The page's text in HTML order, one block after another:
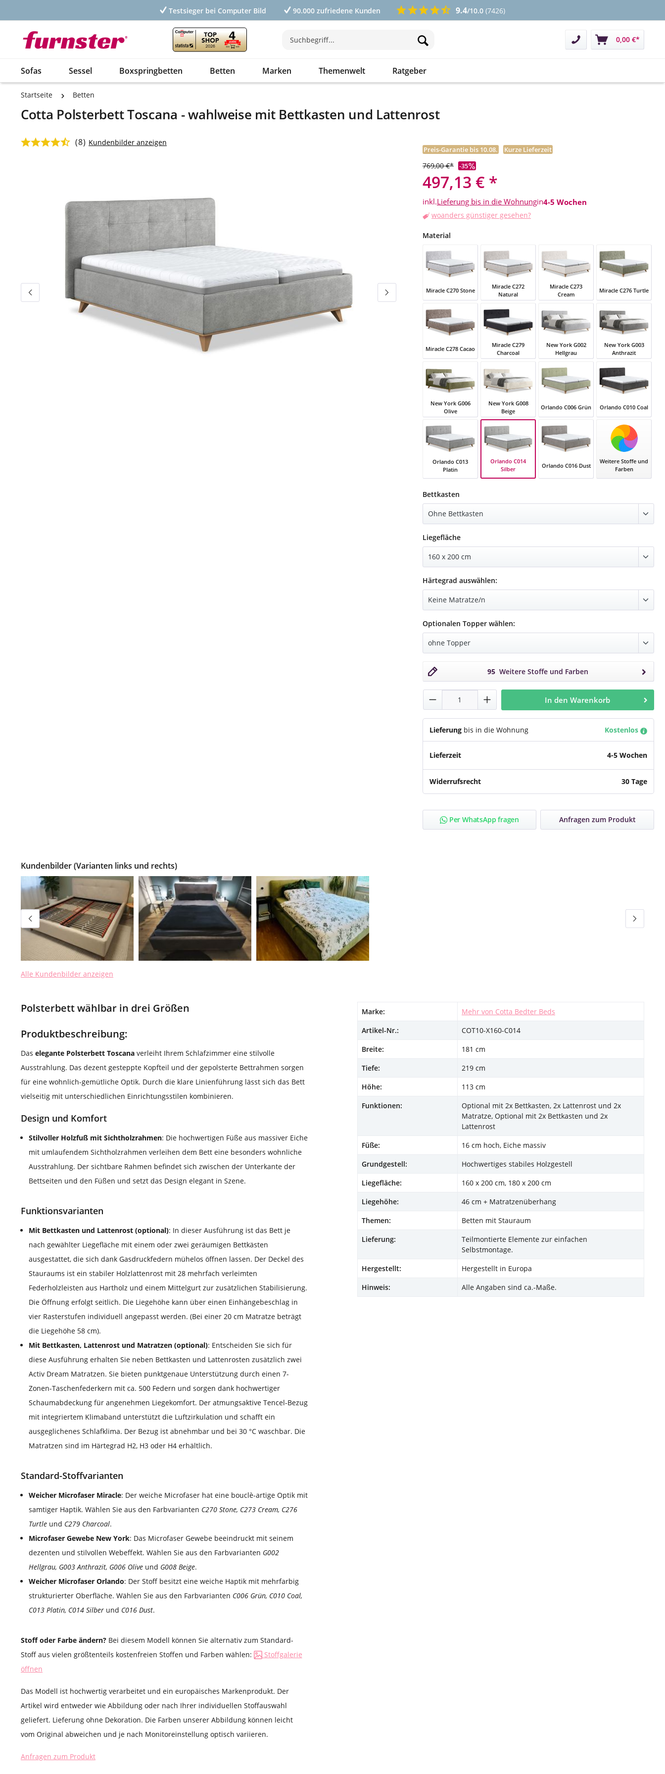
Testsieger bei Computer Bild 90.000 zufriedene Kunden 9.4/10.0 (7426)
Kontakt 0,00 €*
Sofas Sessel Boxspringbetten Betten Marken Themenwelt Ratgeber
Startseite Betten
Cotta Polsterbett Toscana - wahlweise mit Bettkasten und Lattenrost
Durchschnittliche Bewertung von 4.38 von 5 Sternen
(8) Kundenbilder anzeigen
497,13 € *
Preis-Garantie bis 10.08. Kurze Lieferzeit
769,00 €* -35
inkl.Lieferung bis in die Wohnungin4-5 Wochen
woanders günstiger gesehen?
Material
Miracle C270 Stone
Miracle C270 Stone
Miracle C272
Natural
Miracle C272 Natural
Miracle C273
Cream
Miracle C273 Cream
Miracle C276 Turtle
Miracle C276 Turtle
Miracle C278 Cacao
Miracle C278 Cacao
Miracle C279
Charcoal
Miracle C279 Charcoal
New York G002
Hellgrau
New York G002 Hellgrau
New York G003
Anthrazit
New York G003
New York G006
Olive
New York G006 Olive
New York G008
Beige
New York G008 Beige
Orlando C006 Grün
Orlando C006 Grün
Orlando C010 Coal
Orlando C010 Coal
Orlando C013
Platin
Orlando C013 Platin
Orlando C014
Silber
Orlando C014 Silber
Orlando C016 Dust
Orlando C016 Dust
Weitere Stoffe und
Farben
Bettkasten
Liegeflächeauswählen
Härtegrad auswählen:
Optionalen Topper wählen:
95 Weitere Stoffe und Farben
Produkt Anzahl: Gib den gewünschten
In den Warenkorb
Lieferung bis in die Wohnung Kostenlos
Lieferzeit 4-5 Wochen
Widerrufsrecht 30 Tage
Per WhatsApp fragen Anfragen zum Produkt
Kundenbilder (Varianten links und rechts)
Alle Kundenbilder anzeigen
Polsterbett wählbar in drei Größen
Produktbeschreibung:
Das elegante Polsterbett Toscana verleiht Ihrem Schlafzimmer eine stilvolle
Ausstrahlung. Das dezent gesteppte Kopfteil und der gepolsterte Bettrahmen sorgen
für eine wohnlich-gemütliche Optik. Durch die klare Linienführung lässt sich das Bett
vielseitig mit unterschiedlichen Einrichtungsstilen kombinieren.
Design und Komfort
Stilvoller Holzfuß mit Sichtholzrahmen: Die hochwertigen Füße aus massiver Eiche
mit umlaufendem Sichtholzrahmen verleihen dem Bett eine besonders wohnliche
Ausstrahlung. Der sichtbare Rahmen befindet sich zwischen der Unterkante der
Bettseiten und den Füßen und setzt das Design elegant in Szene.
Funktionsvarianten
Mit Bettkasten und Lattenrost (optional): In dieser Ausführung ist das Bett je
nach gewählter Liegefläche mit einem oder zwei geräumigen Bettkästen
ausgestattet, die sich dank Gasdruckfedern mühelos öffnen lassen. Der Deckel des
Stauraums ist ein stabiler Holzlattenrost mit 28 mehrfach verleimten
Federholzleisten aus Hartholz und einem Mittelgurt zur zusätzlichen Stabilisierung.
Die Öffnung erfolgt seitlich. Die Liegehöhe kann über einen Einhängebeschlag in
vier Rasterstufen individuell angepasst werden. (Bei einer 20 cm Matratze beträgt
die Liegehöhe 58 cm).
Mit Bettkasten, Lattenrost und Matratzen (optional): Entscheiden Sie sich für
diese Ausführung erhalten Sie neben Bettkasten und Lattenrosten zusätzlich zwei
Activ Dream Matratzen. Sie bieten punktgenaue Unterstützung durch einen 7-
Zonen-Taschenfederkern mit ca. 500 Federn und sorgen dank hochwertiger
Schaumabdeckung für angenehmen Liegekomfort. Der atmungsaktive Tencel-Bezug
mit integriertem Klimaband unterstützt die Luftzirkulation und schafft ein
ausgeglichenes Schlafklima. Der Bezug ist abnehmbar und bei 30 °C waschbar. Die
Matratzen sind im Härtegrad H2, H3 oder H4 erhältlich.
Standard-Stoffvarianten
Weicher Microfaser Miracle: Der weiche Microfaser hat eine bouclè-artige Optik mit
samtiger Haptik. Wählen Sie aus den Farbvarianten C270 Stone, C273 Cream, C276
Turtle und C279 Charcoal.
Microfaser Gewebe New York: Das Microfaser Gewebe beeindruckt mit seinem
dezenten und stilvollen Webeffekt. Wählen Sie aus den Farbvarianten G002
Hellgrau, G003 Anthrazit, G006 Olive und G008 Beige.
Weicher Microfaser Orlando: Der Stoff besitzt eine weiche Haptik mit mehrfarbig
strukturierter Oberfläche. Wählen Sie aus den Farbvarianten C006 Grün, C010 Coal,
C013 Platin, C014 Silber und C016 Dust.
Stoff oder Farbe ändern? Bei diesem Modell können Sie alternativ zum Standard-
Stoff aus vielen größtenteils kostenfreien Stoffen und Farben wählen:
Stoffgalerie
öffnen
Das Modell ist hochwertig verarbeitet und ein europäisches Markenprodukt. Der
Artikel wird entweder wie Abbildung oder nach Ihrer individuellen Stoffauswahl
geliefert. Lieferung ohne Dekoration. Die Farben unserer Abbildung können leicht
vom Original abweichen und je nach Monitoreinstellung optisch variieren.
Anfragen zum Produkt
Marke:
Mehr von Cotta Bedter Beds
Artikel-Nr.:
COT10-X160-C014
Breite:
181 cm
Tiefe:
219 cm
Höhe:
113 cm
Funktionen:
Optional mit 2x Bettkasten, 2x Lattenrost und 2x
Matratze, Optional mit 2x Bettkasten und 2x
Lattenrost
Füße:
16 cm hoch, Eiche massiv
Grundgestell:
Hochwertiges stabiles Holzgestell
Liegefläche:
160 x 200 cm, 180 x 200 cm
Liegehöhe:
46 cm + Matratzenüberhang
Themen:
Betten mit Stauraum
Lieferung:
Teilmontierte Elemente zur einfachen
Selbstmontage.
Hergestellt:
Hergestellt in Europa
Hinweis:
Alle Angaben sind ca.-Maße.